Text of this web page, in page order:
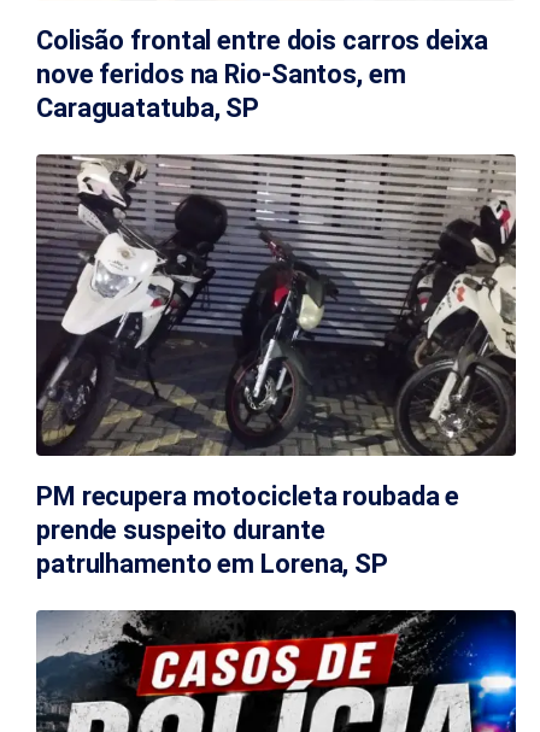
Colisão frontal entre dois carros deixa
nove feridos na Rio-Santos, em
Caraguatatuba, SP
PM recupera motocicleta roubada e
prende suspeito durante
patrulhamento em Lorena, SP